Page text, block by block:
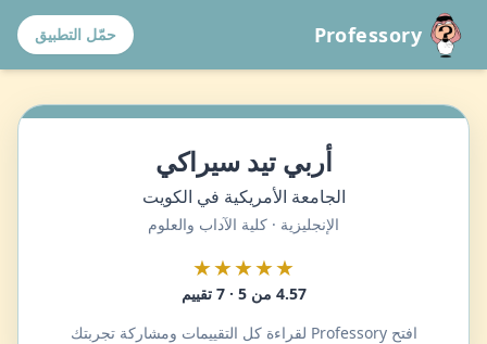
Professory حمّل التطبيق
أربي تيد سيراكي
الجامعة الأمريكية في الكويت
الإنجليزية · كلية الآداب والعلوم
★★★★★
4.57 من 5 · 7 تقييم
افتح Professory لقراءة كل التقييمات ومشاركة تجربتك